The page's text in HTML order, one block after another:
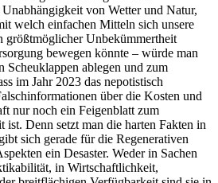
von Wetter und Natur,
welch einfachen Mitteln sich unsere
Unbekümmertheit
bewegen könnte – würde man
Scheuklappen ablegen und zum
im Jahr 2023 das nepotistisch
über die Kosten und
nur noch ein Feigenblatt zum
ist. Denn setzt man die harten Fakten in
sich gerade für die Regenerativen
ein Desaster. Weder in Sachen
in Wirtschaftlichkeit,